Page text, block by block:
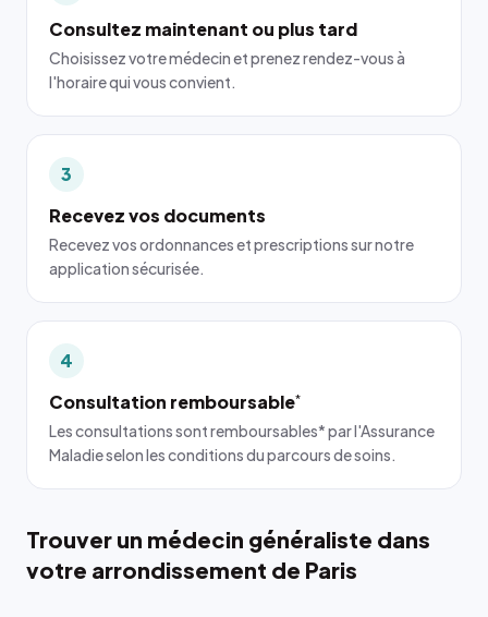
Consultez maintenant ou plus tard
Choisissez votre médecin et prenez rendez-vous à
l'horaire qui vous convient.
3
Recevez vos documents
Recevez vos ordonnances et prescriptions sur notre
application sécurisée.
4
Consultation remboursable*
Les consultations sont remboursables* par l'Assurance
Maladie selon les conditions du parcours de soins.
Trouver un médecin généraliste dans
votre arrondissement de Paris